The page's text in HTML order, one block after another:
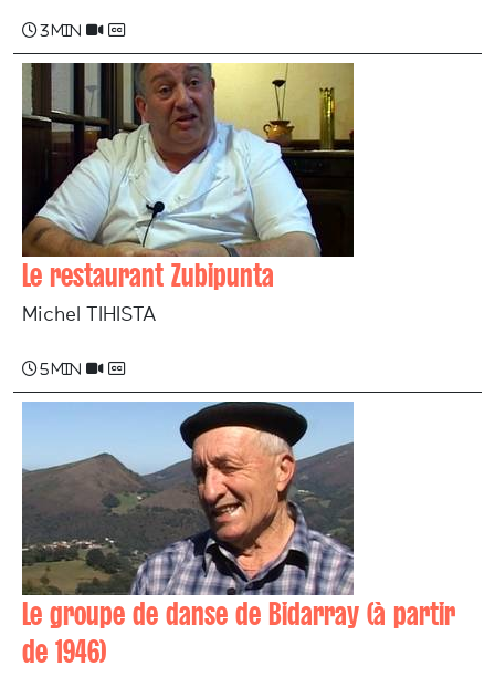
3 min
Le restaurant Zubipunta
Michel TIHISTA
5 min
Le groupe de danse de Bidarray (à partir
de 1946)